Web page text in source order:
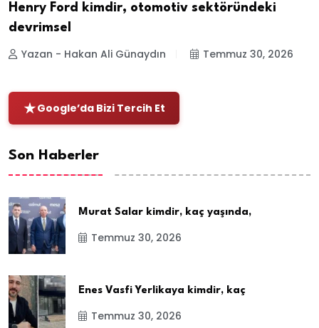
Henry Ford kimdir, otomotiv sektöründeki
devrimsel
Yazan - Hakan Ali Günaydın Temmuz 30, 2026
Google’da Bizi Tercih Et
Son Haberler
Murat Salar kimdir, kaç yaşında,
Temmuz 30, 2026
Enes Vasfi Yerlikaya kimdir, kaç
Temmuz 30, 2026